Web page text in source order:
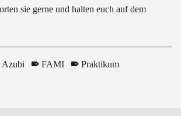
sie gerne und halten euch auf dem
Azubi FAMI Praktikum